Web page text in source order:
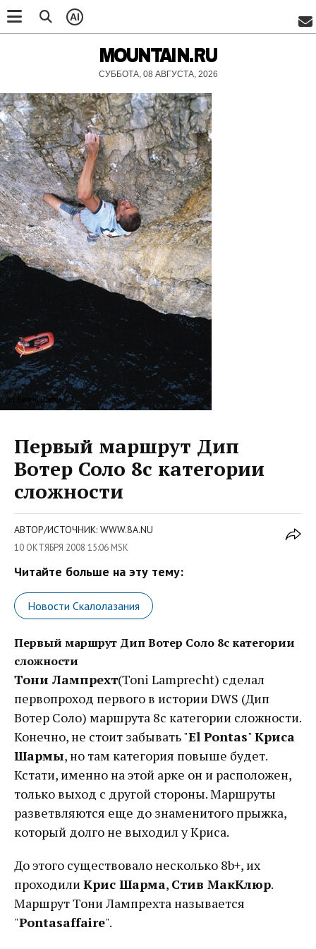
AI
MOUNTAIN.RU
СУББОТА, 08 АВГУСТА, 2026
Первый маршрут Дип
Вотер Соло 8с категории
сложности
АВТОР/ИСТОЧНИК: WWW.8A.NU
10 ОКТЯБРЯ 2008 15:06 MSK
Читайте больше на эту тему:
Новости Скалолазания
Первый маршрут Дип Вотер Соло 8с категории
сложности
Тони Лампрехт(Toni Lamprecht) сделал
первопроход первого в истории DWS (Дип
Вотер Соло) маршрута 8с категории сложности.
Конечно, не стоит забывать "El Pontas"Криса
Шармы, но там категория повыше будет.
Кстати, именно на этой арке он и расположен,
только выход с другой стороны. Маршруты
разветвляются еще до знаменитого прыжка,
который долго не выходил у Криса.
До этого существовало несколько 8b+, их
проходили Крис Шарма, Стив МакКлюр.
Маршрут Тони Лампрехта называется
"Pontasaffaire".